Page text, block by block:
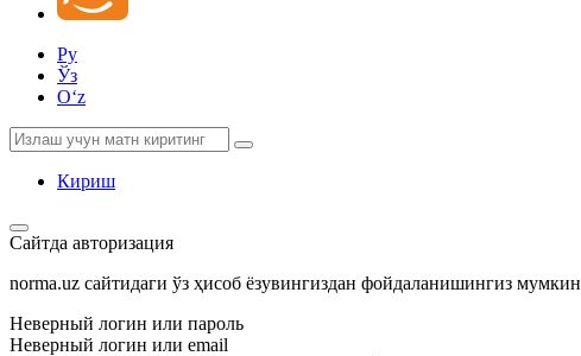
Ру
Ўз
Oʻz
Кириш
Сайтда авторизация
norma.uz сайтидаги ўз ҳисоб ёзувингиздан фойдаланишингиз мумкин
Неверный логин или пароль
Неверный логин или email